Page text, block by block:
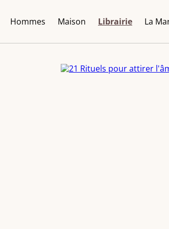
Hommes Maison Librairie La